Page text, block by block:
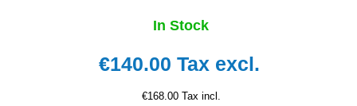
In Stock
€140.00Tax excl.
€168.00 Tax incl.